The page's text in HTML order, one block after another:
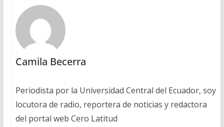
Camila Becerra
Periodista por la Universidad Central del Ecuador, soy
locutora de radio, reportera de noticias y redactora
del portal web Cero Latitud